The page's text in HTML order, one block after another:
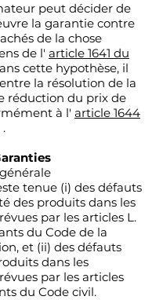
peut décider de
la garantie contre
de la chose
de l' article 1641 du
cette hypothèse, il
la résolution de la
réduction du prix de
à l' article 1644
.
tenue (i) des défauts
des produits dans les
par les articles L.
du Code de la
et (ii) des défauts
dans les
par les articles
du Code civil.